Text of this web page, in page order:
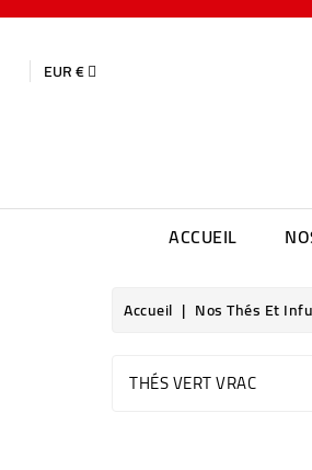
EUR €
ACCUEIL
Accueil Nos Thés Et
THÉS VERT VRAC